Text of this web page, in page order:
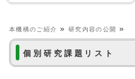
本機構のご紹介 »研究内容の公開 »
個別研究課題リスト